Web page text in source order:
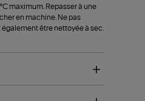
maximum. Repasser à une
en machine. Ne pas
être nettoyée à sec.